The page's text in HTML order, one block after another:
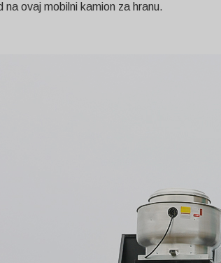
ovaj mobilni kamion za hranu.